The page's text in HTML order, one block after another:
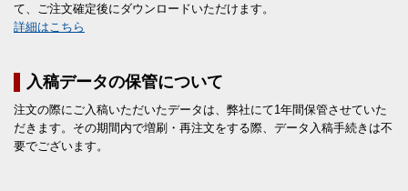
て、ご注文確定後にダウンロードいただけます。
詳細はこちら
入稿データの保管について
注文の際にご入稿いただいたデータは、弊社にて1年間保管させていた
だきます。その期間内で増刷・再注文をする際、データ入稿手続きは不
要でございます。